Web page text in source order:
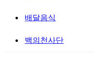
배달음식
백의천사단